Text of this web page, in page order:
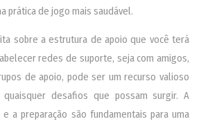
prática de jogo mais saudável.
sobre a estrutura de apoio que você terá
redes de suporte, seja com amigos,
de apoio, pode ser um recurso valioso
desafios que possam surgir. A
e a preparação são fundamentais para uma